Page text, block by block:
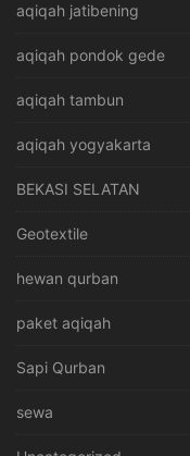
aqiqah jatibening
aqiqah pondok gede
aqiqah tambun
aqiqah yogyakarta
BEKASI SELATAN
Geotextile
hewan qurban
paket aqiqah
Sapi Qurban
sewa